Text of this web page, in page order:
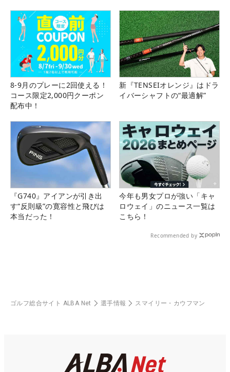
8-9月のプレーに2回使える！
コース限定2,000円クーポン
配布中！
新『TENSEIオレンジ』はドラ
イバーシャフトの“最適解”
『G740』アイアンが引き出
す“反則級”の寛容性と飛びは
本当だった！
今年も男女プロが強い「キャ
ロウェイ」のニュース一覧は
こちら！
Recommended by
ゴルフ総合サイト ALBA Net 選手情報 スマイリー・カウフマン